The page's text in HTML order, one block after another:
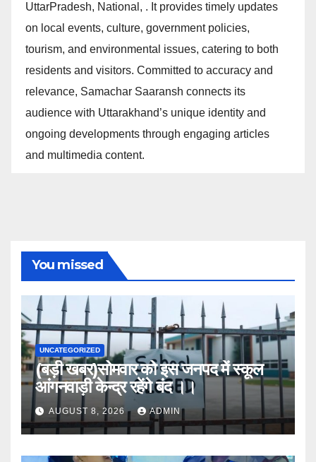
UttarPradesh, National, . It provides timely updates
on local events, culture, government policies,
tourism, and environmental issues, catering to both
residents and visitors. Committed to accuracy and
relevance, Samachar Saaransh connects its
audience with Uttarakhand’s unique identity and
ongoing developments through engaging articles
and multimedia content.
You missed
UNCATEGORIZED
(बड़ी खबर)सोमवार को इस जनपद में स्कूल
आंगनवाड़ी केन्द्र रहेंगे बंद ।।
AUGUST 8, 2026 ADMIN